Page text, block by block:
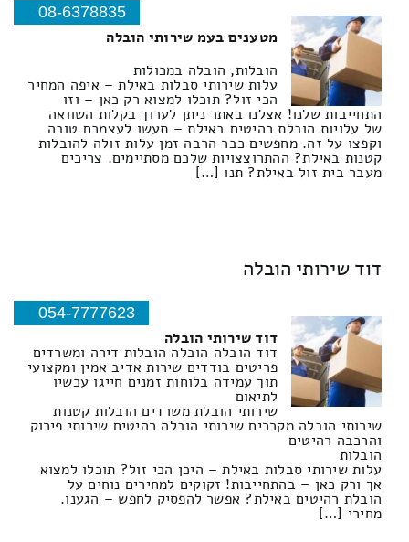
08-6378835
מטענים בעמ שירותי הובלה
הובלות, הובלה במכולות
עלות שירותי סבלות באילת – איפה המחיר
הכי זול? תוכלו למצוא רק כאן – וזו
התחייבות שלנו! אצלנו באתר ניתן לערוך בקלות השוואה
של עלויות הובלת רהיטים באילת – תעשו לעצמכם טובה
וקפצו על זה. מחפשים כבר הרבה זמן עלות זולה להובלות
קטנות באילת? ההתרוצצויות שלכם מסתיימים. צריכים
מעבר בית זול באילת? תנו […]
דוד שירותי הובלה
054-7777623
דוד שירותי הובלה
דוד הובלה הובלה הובלות דירה ומשרדים
פריטים בודדים שירות אדיב אמין ומקצועי
תוך עמידה בלוחות זמנים חייגו עכשיו
לתיאום
שירותי הובלת משרדים הובלות קטנות
שירותי הובלה מקררים שירותי הובלה רהיטים שירותי פירוק
והרכבה רהיטים
הובלות
עלות שירותי סבלות באילת – היכן הכי זול? תוכלו למצוא
אך ורק כאן – בהתחייבות! זקוקים למחירים נוחים על
הובלת רהיטים באילת? אפשר להפסיק לחפש – הגענו.
מחירי […]